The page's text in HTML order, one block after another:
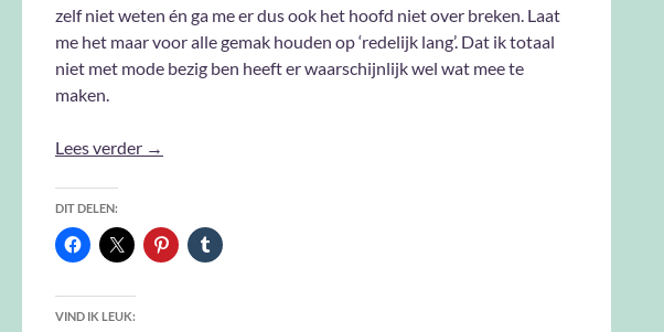
zelf niet weten én ga me er dus ook het hoofd niet over breken. Laat
me het maar voor alle gemak houden op ‘redelijk lang’. Dat ik totaal
niet met mode bezig ben heeft er waarschijnlijk wel wat mee te
maken.
Lees verder Fictionista #9
→
DIT DELEN:
VIND IK LEUK: